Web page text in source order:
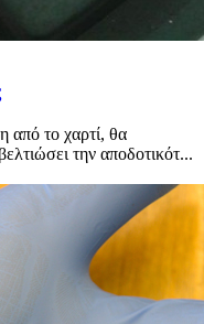
από το χαρτί, θα
την αποδοτικότ...